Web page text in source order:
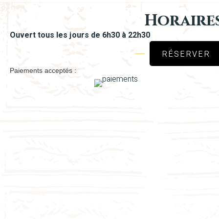
Ouvert tous les jours de 6h30 à 22h30
RÉSERVER
Paiements acceptés :